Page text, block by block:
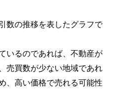
数の推移を表したグラフで
いるのであれば、不動産が
売買数が少ない地域であれ
、高い価格で売れる可能性